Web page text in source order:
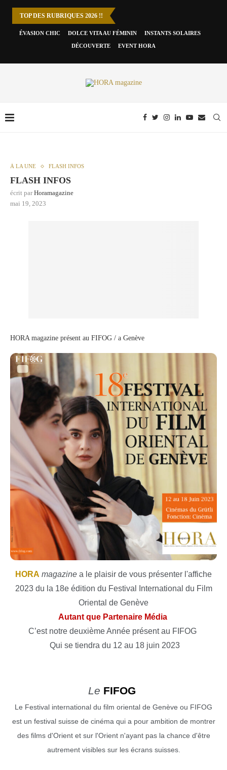
TOP DES RUBRIQUES 2026 !!
ÉVASION CHIC DOLCE VITA AU FÉMININ INSTANTS SOLAIRES
DÉCOUVERTE EVENT HORA
À LA UNE FLASH INFOS
FLASH INFOS
écrit parHoramagazine
mai 19, 2023
HORA magazine présent au FIFOG / a Genève
HORA magazine a le plaisir de vous présenter l'affiche
2023 du la 18e édition du Festival International du Film
Oriental de Genève
Autant que Partenaire Média
C’est notre deuxième Année présent au FIFOG
Qui se tiendra du 12 au 18 juin 2023
Le FIFOG
Le Festival international du film oriental de Genève ou FIFOG
est un festival suisse de cinéma qui a pour ambition de montrer
des films d'Orient et sur l'Orient n'ayant pas la chance d'être
autrement visibles sur les écrans suisses.